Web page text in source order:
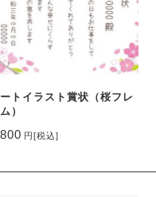
トイラスト賞状（桜フレ
）
円[税込]